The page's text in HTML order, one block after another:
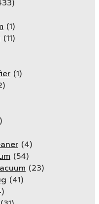
(1)
(11)
(1)
(4)
(54)
(23)
(41)